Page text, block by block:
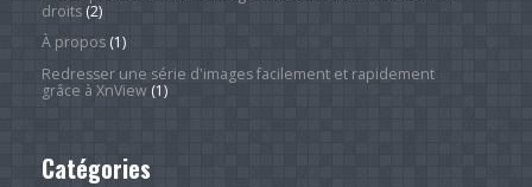
droits(2)
À propos(1)
Redresser une série d'images facilement et rapidement
grâce à XnView(1)
Catégories